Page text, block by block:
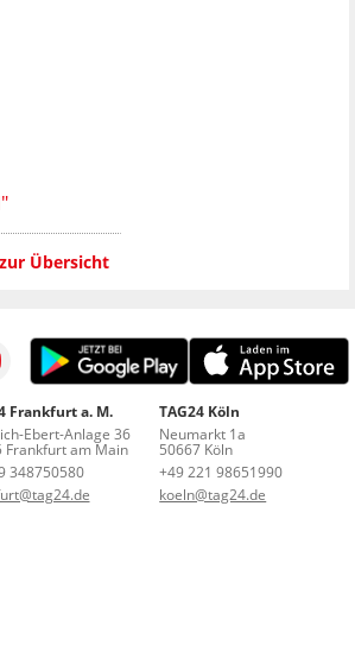
Übersicht
Frankfurt a. M.
Ebert-Anlage 36
Frankfurt am Main
348750580
TAG24 Köln
Neumarkt 1a
50667 Köln
+49 221 98651990
koeln@tag24.de